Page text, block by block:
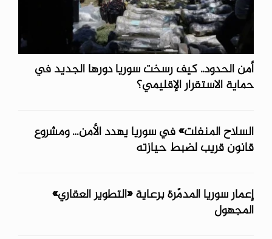
أمن الحدود.. كيف رسخت سوريا دورها الجديد في
حماية الاستقرار الإقليمي؟
السلاح المنفلت» في سوريا يهدد الأمن… ومشروع
قانون قريب لضبط حيازته
إعمار سوريا المدمّرة برعاية «التطوير العقاري»
المجهول